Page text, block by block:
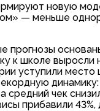
новую
— меньше
прогнозы
к школе
уступили
средний чек
прибавили 43%,